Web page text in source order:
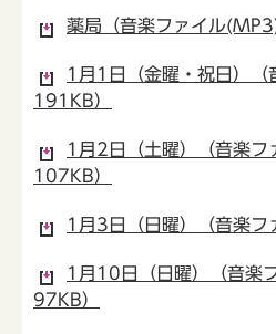
薬局（音楽ファイル
1月1日（金曜・祝日）（
191KB）
1月2日（土曜）（音楽フ
107KB）
1月3日（日曜）（音楽フ
1月10日（日曜）（音楽
97KB）